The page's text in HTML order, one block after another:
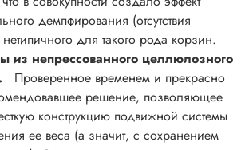
демпфирования (отсутствия
нетипичного для такого рода корзин.
из непрессованного целлюлозного
Проверенное временем и прекрасно
решение, позволяющее
конструкцию подвижной системы
ее веса (а значит, с сохранением